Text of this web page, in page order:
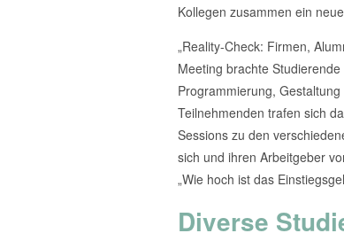
Kollegen zusammen ein
„Reality-Check: Firmen,
Meeting brachte
Programmierung,
Teilnehmenden trafen sich
Sessions zu den
sich und ihren Arbeitgeber
„Wie hoch ist das
Diverse